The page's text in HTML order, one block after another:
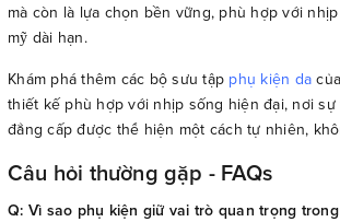
mà còn là lựa chọn bền vững, phù hợp với
mỹ dài hạn.
Khám phá thêm các bộ sưu tập phụ kiện da của
thiết kế phù hợp với nhịp sống hiện đại, nơi sự
đẳng cấp được thể hiện một cách tự nhiên,
Câu hỏi thường gặp - FAQs
Q: Vì sao phụ kiện giữ vai trò quan trọng